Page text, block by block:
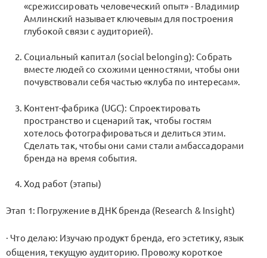
«срежиссировать человеческий опыт» - Владимир
Амлинский называет ключевым для построения
глубокой связи с аудиторией).
Социальный капитал (social belonging): Собрать
вместе людей со схожими ценностями, чтобы они
почувствовали себя частью «клуба по интересам».
Контент-фабрика (UGC): Спроектировать
пространство и сценарий так, чтобы гостям
хотелось фотографироваться и делиться этим.
Сделать так, чтобы они сами стали амбассадорами
бренда на время события.
Ход работ (этапы)
Этап 1: Погружение в ДНК бренда (Research & Insight)
· Что делаю: Изучаю продукт бренда, его эстетику, язык
общения, текущую аудиторию. Провожу короткое